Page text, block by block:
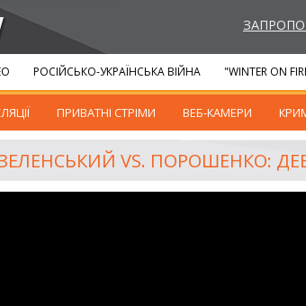
ПРИВАТНІ СТРІМИ ВЕБ-КАМЕРИ
РОСІЙСЬКО-УКРАЇНСЬКА ВІЙНА "WINTER ON
VS. ПОРОШЕНКО: